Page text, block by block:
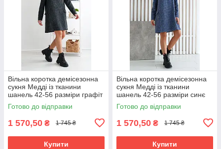
Вільна коротка демісезонна
сукня Медді із тканини
шанель 42-56 разміри графіт
Готово до відправки
1 570,50 ₴ 1 745 ₴
Купити
Вільна коротка демісезонна
сукня Медді із тканини
шанель 42-56 разміри синє
Готово до відправки
1 570,50 ₴ 1 745 ₴
Купити